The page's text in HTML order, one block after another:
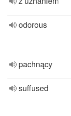
odorous
pachnący
suffused